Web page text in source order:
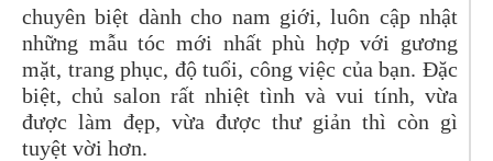
chuyên biệt dành cho nam giới, luôn cập nhật
những mẫu tóc mới nhất phù hợp với gương
mặt, trang phục, độ tuổi, công việc của bạn. Đặc
biệt, chủ salon rất nhiệt tình và vui tính, vừa
được làm đẹp, vừa được thư giản thì còn gì
tuyệt vời hơn.